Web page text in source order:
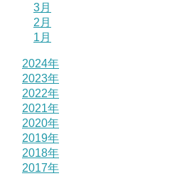
3月
2月
1月
2024年
2023年
2022年
2021年
2020年
2019年
2018年
2017年